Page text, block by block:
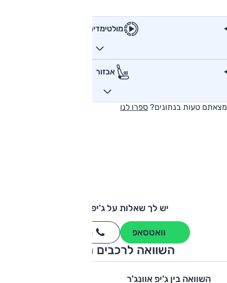
מולטימדיה
אבזור
מצאתם טעות בנתונים? ספרו לנו
יש לך שאלות על ג'יפ אוונג'ר?
וואטסאפ חייגו
השוואה לרכבים מתחרים
השוואה בין ג'יפ אוונג'ר